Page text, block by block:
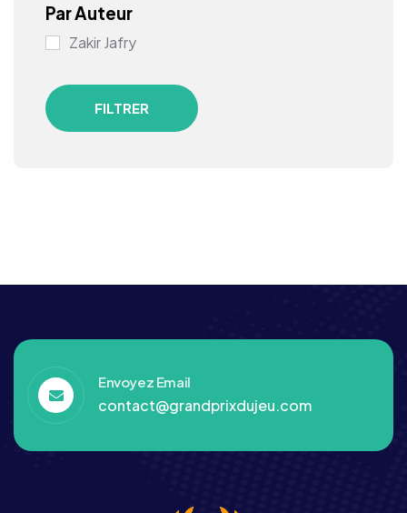
Par Auteur
Zakir Jafry
FILTRER
Envoyez Email
contact@grandprixdujeu.com